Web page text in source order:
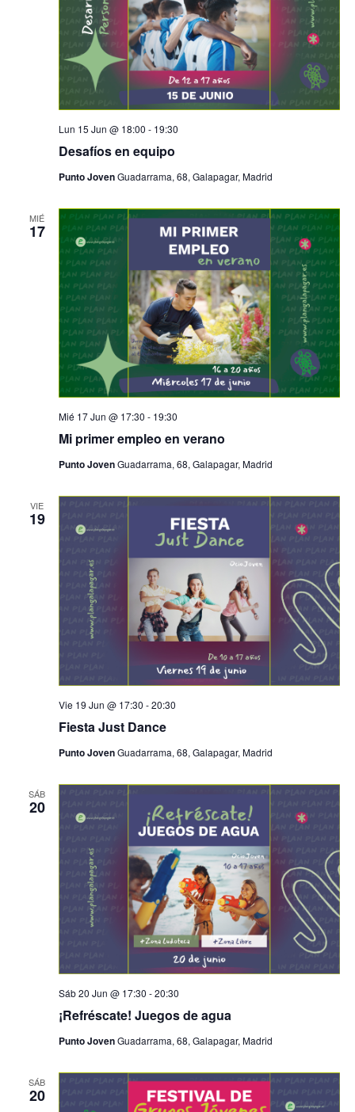
Desafíos en equipo
Lun 15 Jun @ 18:00 - 19:30
Punto JovenGuadarrama, 68, Galapagar, Madrid
MIÉ
17
Mi primer empleo en verano
Mié 17 Jun @ 17:30 - 19:30
Punto JovenGuadarrama, 68, Galapagar, Madrid
VIE
19
Fiesta Just Dance
Vie 19 Jun @ 17:30 -20:30
Punto JovenGuadarrama, 68, Galapagar, Madrid
SÁB
20
¡Refréscate! Juegos de agua
Sáb 20 Jun @ 17:30 -20:30
Punto JovenGuadarrama, 68, Galapagar, Madrid
SÁB
20